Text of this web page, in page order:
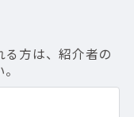
方は、紹介者の